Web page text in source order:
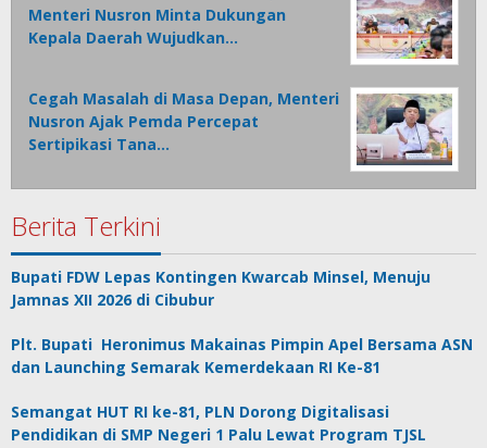
Menteri Nusron Minta Dukungan
Kepala Daerah Wujudkan…
Cegah Masalah di Masa Depan, Menteri
Nusron Ajak Pemda Percepat
Sertipikasi Tana…
Berita Terkini
Bupati FDW Lepas Kontingen Kwarcab Minsel, Menuju
Jamnas XII 2026 di Cibubur
Plt. Bupati Heronimus Makainas Pimpin Apel Bersama ASN
dan Launching Semarak Kemerdekaan RI Ke-81
Semangat HUT RI ke-81, PLN Dorong Digitalisasi
Pendidikan di SMP Negeri 1 Palu Lewat Program TJSL